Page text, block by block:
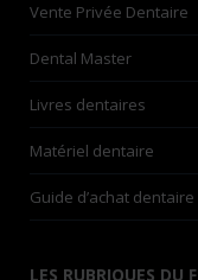
Vente Privée Dentaire
Dental Master
Livres dentaires
Matériel dentaire
Guide d’achat dentaire
LES RUBRIQUES DU